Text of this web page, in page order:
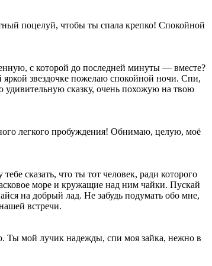
поцелуй, чтобы ты спала крепко! Спокойной
с которой до последней минуты — вместе?
звездочке пожелаю спокойной ночи. Спи,
удивительную сказку, очень похожую на твою
легкого пробуждения! Обнимаю, целую, моё
сказать, что ты тот человек, ради которого
море и кружащие над ним чайки. Пускай
на добрый лад. Не забудь подумать обо мне,
встречи.
Ты мой лучик надежды, спи моя зайка, нежно в